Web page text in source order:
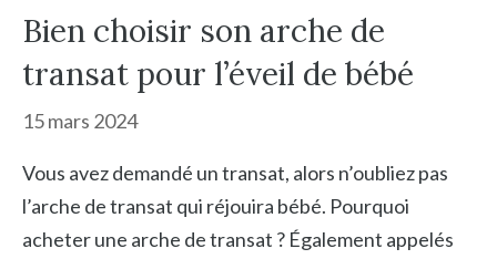
Bien choisir son arche de
transat pour l’éveil de bébé
15 mars 2024
Vous avez demandé un transat, alors n’oubliez pas
l’arche de transat qui réjouira bébé. Pourquoi
acheter une arche de transat ? Également appelés